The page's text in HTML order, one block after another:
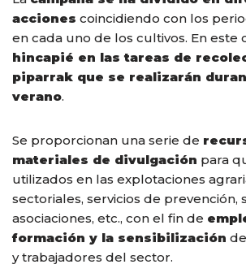
acciones coincidiendo con los
en cada uno de los cultivos. En este
hincapié en las tareas de
piparrak que se realizarán
verano.
Se proporcionan una serie de
materiales de divulgación para
utilizados en las explotaciones
sectoriales, servicios de prevención,
asociaciones, etc., con el fin de
formación y la sensibilización
y trabajadores del sector.